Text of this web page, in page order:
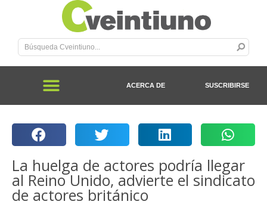
ACERCA DE SUSCRIBIRSE
La huelga de actores podría llegar
al Reino Unido, advierte el sindicato
de actores británico